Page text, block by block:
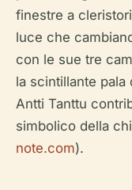
finestre a
luce che
con le sue tre
la scintillante
Antti Tanttu
simbolico della
note.com).